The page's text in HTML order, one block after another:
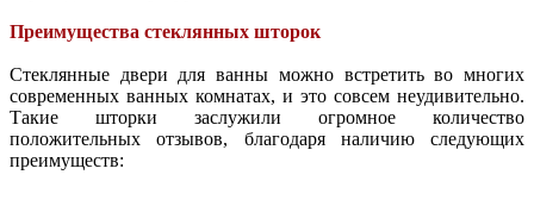
Преимущества стеклянных шторок
Стеклянные двери для ванны можно встретить во многих
современных ванных комнатах, и это совсем неудивительно.
Такие шторки заслужили огромное количество
положительных отзывов, благодаря наличию следующих
преимуществ: